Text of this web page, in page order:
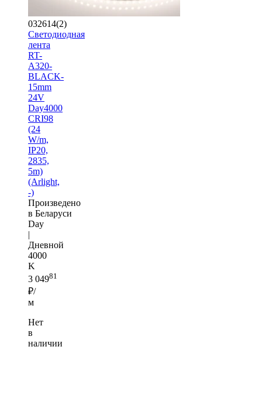
032614(2)
Светодиодная
лента
RT-
A320-
BLACK-
15mm
24V
Day4000
CRI98
(24
W/m,
IP20,
2835,
5m)
(Arlight,
-)
Произведено
в Беларуси
Day
|
Дневной
4000
K
3 04981
₽/
м
Нет
в
наличии